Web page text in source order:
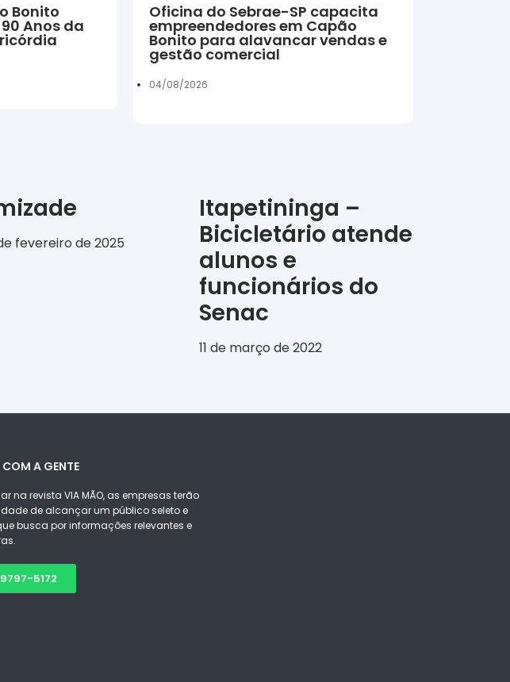
Bonito
Anos da
Oficina do Sebrae-SP capacita
empreendedores em Capão
Bonito para alavancar vendas e
gestão comercial
04/08/2026
fevereiro de 2025
Itapetininga –
Bicicletário atende
alunos e
funcionários do
Senac
11 de março de 2022
A GENTE
na revista VIA MÃO, as empresas terão
de alcançar um público seleto e
busca por informações relevantes e
5172